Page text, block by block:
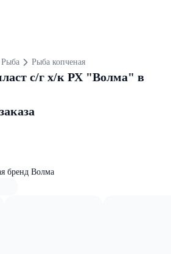
Рыба Рыба копченая
с/г х/к РХ "Волма" в
бренд Волма